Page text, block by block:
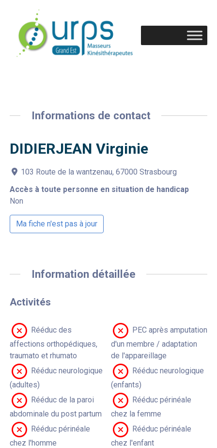
Informations de contact
DIDIERJEAN Virginie
103 Route de la wantzenau, 67000 Strasbourg
Accès à toute personne en situation de handicap
Non
Ma fiche n'est pas à jour
Information détaillée
Activités
Rééduc des
affections orthopédiques,
traumato et rhumato
PEC après amputation
d'un membre / adaptation
de l'appareillage
Rééduc neurologique
(adultes)
Rééduc neurologique
(enfants)
Rééduc de la paroi
abdominale du post partum
Rééduc périnéale
chez la femme
Rééduc périnéale
chez l'homme
Rééduc périnéale
chez l'enfant